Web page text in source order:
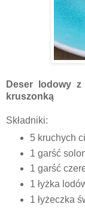
Deser lodowy
kruszonką
Składniki:
5 kruchych
1 garść
1 garść
1 łyżka
1 łyżeczka